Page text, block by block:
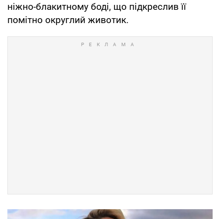
ніжно-блакитному боді, що підкреслив її
помітно округлий животик.